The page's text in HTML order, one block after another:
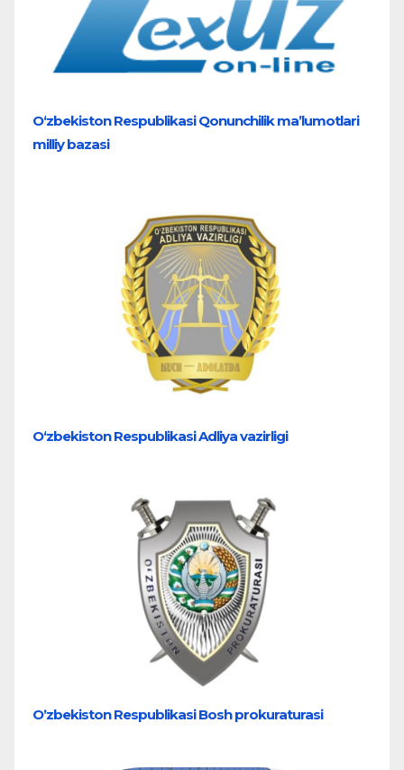
O‘zbekiston Respublikasi Qonunchilik ma’lumotlari
milliy bazasi
O‘zbekiston Respublikasi Adliya vazirligi
Oʼzbekiston Respublikasi Bosh prokuraturasi